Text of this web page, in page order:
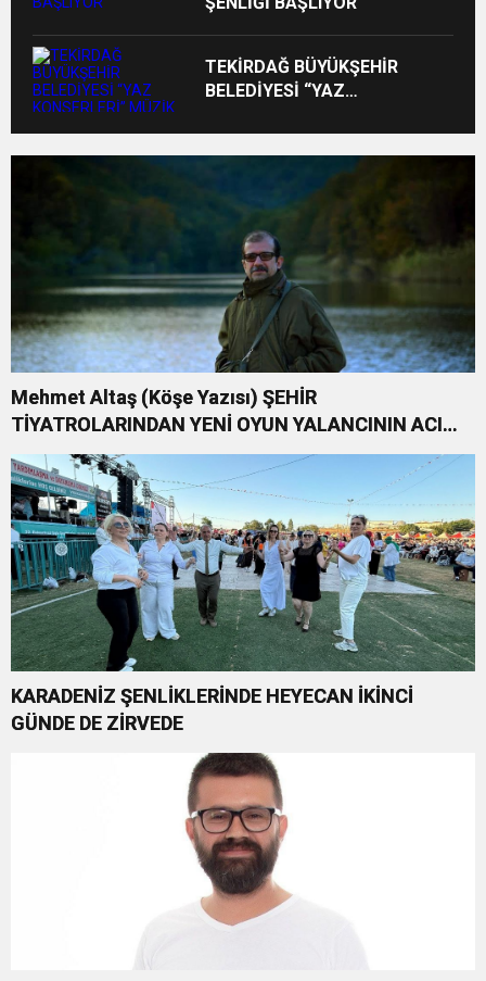
TEKİRDAĞ BÜYÜKŞEHİR
BELEDİYESİ “YAZ
COŞKUSUNU İLÇELERE
TAŞIYOR
Mehmet Altaş (Köşe Yazısı) ŞEHİR
TİYATROLARINDAN YENİ OYUN YALANCININ ACI
KOMEDİSİ
KARADENİZ ŞENLİKLERİNDE HEYECAN İKİNCİ
GÜNDE DE ZİRVEDE